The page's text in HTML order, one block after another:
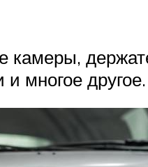
камеры,
многое другое.